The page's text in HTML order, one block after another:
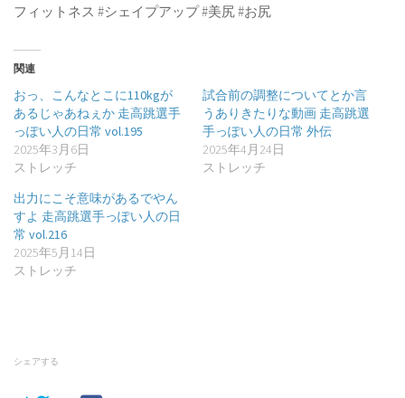
フィットネス #シェイプアップ #美尻 #お尻
関連
おっ、こんなとこに110kgが
あるじゃあねぇか 走高跳選手
っぽい人の日常 vol.195
2025年3月6日
ストレッチ
試合前の調整についてとか言
うありきたりな動画 走高跳選
手っぽい人の日常 外伝
2025年4月24日
ストレッチ
出力にこそ意味があるでやん
すよ 走高跳選手っぽい人の日
常 vol.216
2025年5月14日
ストレッチ
シェアする